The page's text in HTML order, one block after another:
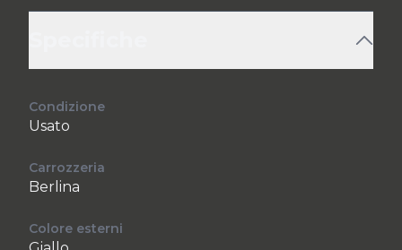
Condizione
Usato
Carrozzeria
Berlina
Colore esterni